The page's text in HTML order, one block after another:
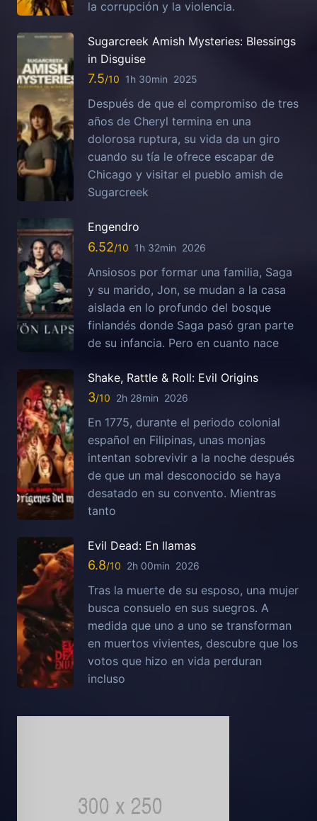
la corrupción y la violencia.
Sugarcreek Amish Mysteries: Blessings
in Disguise
7.5 1h 30min 2025
Después de que el compromiso de tres
años de Cheryl termina en una
dolorosa ruptura, su vida da un giro
cuando su tía le ofrece escapar de
Chicago y visitar el pueblo amish de
Sugarcreek
Engendro
6.52 1h 32min 2026
Ansiosos por formar una familia, Saga
y su marido, Jon, se mudan a la casa
aislada en lo profundo del bosque
finlandés donde Saga pasó gran parte
de su infancia. Pero en cuanto nace
Shake, Rattle & Roll: Evil Origins
3 2h 28min 2026
En 1775, durante el periodo colonial
español en Filipinas, unas monjas
intentan sobrevivir a la noche después
de que un mal desconocido se haya
desatado en su convento. Mientras
tanto
Evil Dead: En llamas
6.8 2h 00min 2026
Tras la muerte de su esposo, una mujer
busca consuelo en sus suegros. A
medida que uno a uno se transforman
en muertos vivientes, descubre que los
votos que hizo en vida perduran
incluso